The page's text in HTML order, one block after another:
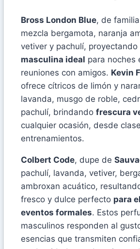
Bross London Blue, de
mezcla bergamota, naranja
vetiver y pachulí, proyectando
masculina ideal para noches
reuniones con amigos. Kevin
ofrece cítricos de limón y
lavanda, musgo de roble,
pachulí, brindando frescura
cualquier ocasión, desde
entrenamientos.
Colbert Code, dupe de
pachulí, lavanda, vetiver,
ambroxan acuático,
fresco y dulce perfecto para
eventos formales. Estos
masculinos responden al
esencias que transmiten